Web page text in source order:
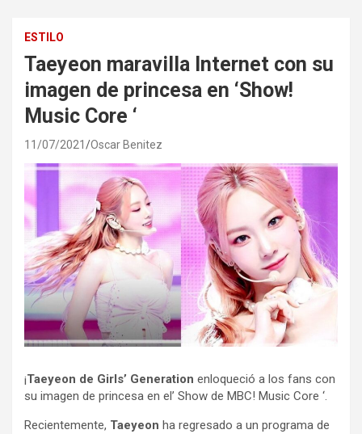
ESTILO
Taeyeon maravilla Internet con su
imagen de princesa en ‘Show!
Music Core ‘
11/07/2021 Oscar Benitez
¡Taeyeon de Girls’ Generation enloqueció a los fans con
su imagen de princesa en el’ Show de MBC! Music Core ‘.
Recientemente, Taeyeon ha regresado a un programa de